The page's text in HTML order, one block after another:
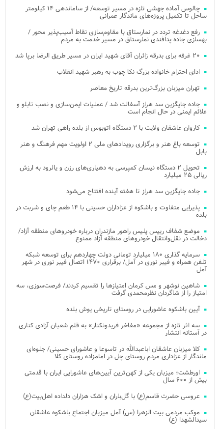
چالوس آماده جهشی تازه در مسیر توسعه/ از ساماندهی ۱۴ کیلومتر
ساحل تا تکمیل پروژه‌های ماندگار عمرانی
رفع دغدغه تردد در نمارستاق با مقاوم‌سازی نقاط آسیب‌پذیر محور /
بهسازی جاده پدافندی نمارستاق در مسیر خدمت به مردم
۲۰ غرفه برای بدرقه زائران آقای شهید ایران در مسیر طریق الرضا برپا شد
ادای احترام خانواده بزرگ نکا چوب به رهبر شهید انقلاب
تهران میزبان بزرگ‌ترین بدرقه تاریخ معاصر
جاده جایگزین سد هراز آسفالت شد / عملیات ایمن‌سازی و نصب تابلو و
علائم ایمنی در حال انجام است
کاروان عاشقان ولایت با ۲ دستگاه اتوبوس از بلده راهی تهران شد
توسعه باغ هنر و برگزاری رویدادهای ملی ۲ اولویت مهم فرهنگ و هنر
بابل
تحویل ۲ دستگاه نیسان کمپرسی به دهیاری‌های رزن و یالرود به ارزش
ریالی ۲۵ میلیارد
جاده جایگزین سد هراز تا هفته آینده افتتاح می‌شود
پذیرایی متفاوت و باشکوه از عزاداران حسینی با ۱۴ طعم چای و شربت در
بلده
موضع شفاف رییس پلیس راهور مازندران درباره خودروهای منطقه آزاد/
دخالت در نقل‌وانتقال خودروهای منطقه آزاد ممنوع
سرمایه گذاری ۱۸۰ میلیارد تومانی دولت چهاردهم برای توسعه شبکه
تلفن همراه و فیبر نوری در آمل/ برقراری ۱۴۷۰ اتصال فیبر نوری در شهر
آمل
شاهین نوشهر و مس کرمان امتیازها را تقسیم کردند/ فرصت‌سوزی، سه
امتیاز را از شاگردان نظرمحمدی گرفت
آیین باشکوه عاشورایی در روستای تاریخی یوش بلده
سه اثر تازه از مجموعه «مفاخر فریدونکنار» به قلم شعبان آزادی کناری
در آستانه انتشار
کلا میزبان عاشقان اباعبدالله در تاسوعا و عاشورای حسینی/ جلوه‌ای
ماندگار از عزاداری مردم روستای چل در امامزاده روستای کلا
اورطشت؛ میزبان یکی از کهن‌ترین آیین‌های عاشورایی ایران با قدمتی
بیش از ۶۰۰ سال
عروسی حضرت قاسم(ع) با گل‌باران و اشک هزاران دلداده اهل‌بیت(ع)
موکب مردمی بیت‌ الزهرا (س) آمل میزبان اجتماع باشکوه عاشقان
سیدالشهدا (ع)